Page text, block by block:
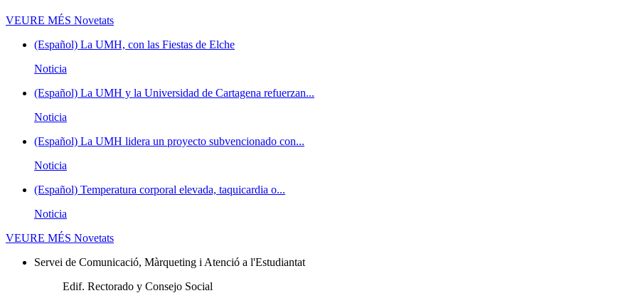
VEURE MÉS Novetats
(Español) La UMH, con las Fiestas de Elche
Noticia
(Español) La UMH y la Universidad de Cartagena refuerzan...
Noticia
(Español) La UMH lidera un proyecto subvencionado con...
Noticia
(Español) Temperatura corporal elevada, taquicardia o...
Noticia
VEURE MÉS Novetats
Servei de Comunicació, Màrqueting i Atenció a l'Estudiantat
Edif. Rectorado y Consejo Social